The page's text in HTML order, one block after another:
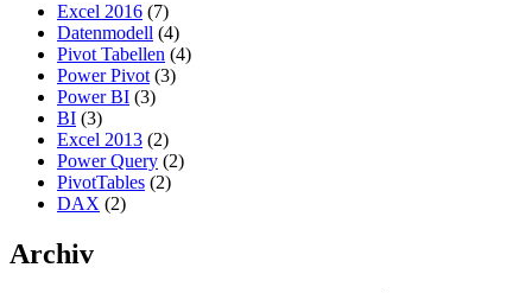
Excel 2016 (7)
Datenmodell (4)
Pivot Tabellen (4)
Power Pivot (3)
Power BI (3)
BI (3)
Excel 2013 (2)
Power Query (2)
PivotTables (2)
DAX (2)
Archiv